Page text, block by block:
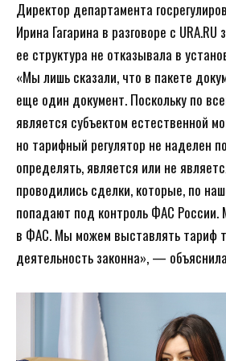
Директор департамента
Ирина Гагарина в разговоре с URA.RU
ее структура не отказывала в
«Мы лишь сказали, что в пакете
еще один документ. Поскольку по
является субъектом естественной
но тарифный регулятор не наделен
определять, является или не
проводились сделки, которые, по
попадают под контроль ФАС России.
в ФАС. Мы можем выставлять тариф
деятельность законна», —